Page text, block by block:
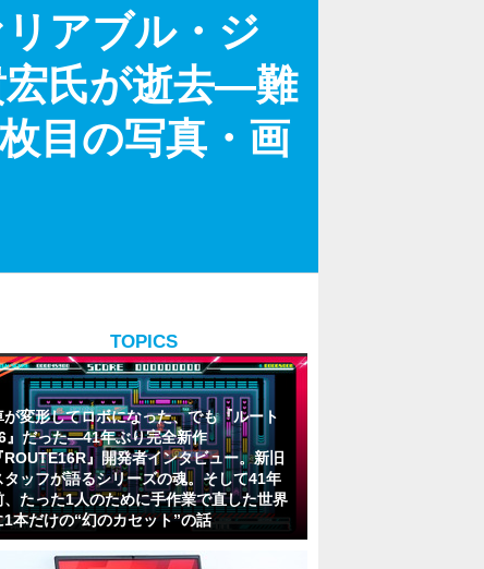
アブル・ジ
宏氏が逝去―難
目の写真・画
TOPICS
が変形してロボになった、でも『ルート
』だった―41年ぶり完全新作
ROUTE16R』開発者インタビュー。新旧
タッフが語るシリーズの魂。そして41年
、たった1人のために手作業で直した世界
1本だけの“幻のカセット”の話